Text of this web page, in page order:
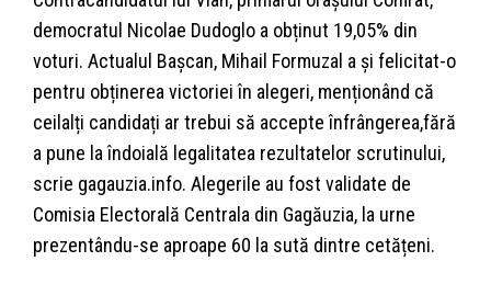
democratul Nicolae Dudoglo a obținut 19,05% din
voturi. Actualul Bașcan, Mihail Formuzal a și felicitat-o
pentru obținerea victoriei în alegeri, menționând că
ceilalți candidați ar trebui să accepte înfrângerea,fără
a pune la îndoială legalitatea rezultatelor scrutinului,
scrie gagauzia.info. Alegerile au fost validate de
Comisia Electorală Centrala din Gagăuzia, la urne
prezentându-se aproape 60 la sută dintre cetățeni.